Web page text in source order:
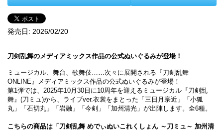
発売日: 2026/02/20
刀剣乱舞のメディアミックス作品の公式ぬいぐるみが登場！
ミュージカル、舞台、歌舞伎……次々に展開される『刀剣乱舞
ONLINE』メディアミックス作品の公式ぬいぐるみが登場！
第1弾では、2025年10月30日に10周年を迎えるミュージカル『刀剣乱
舞』(刀ミュ)から、ライブver.衣裳をまとった「三日月宗近」「小狐
丸」「石切丸」「岩融」「今剣」「加州清光」が出陣します。全6種。
こちらの商品は「刀剣乱舞 めでぃぬいこれくしょん ～刀ミュ～ 加州清